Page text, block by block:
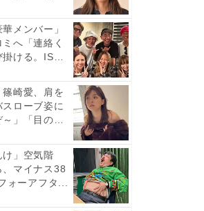
メンバー」
へ「連絡く
掛ける。IS
篠崎愛、肩を
ローブ姿に
」「目の表
け」空気階
、マイナス38
ォーアフタ...